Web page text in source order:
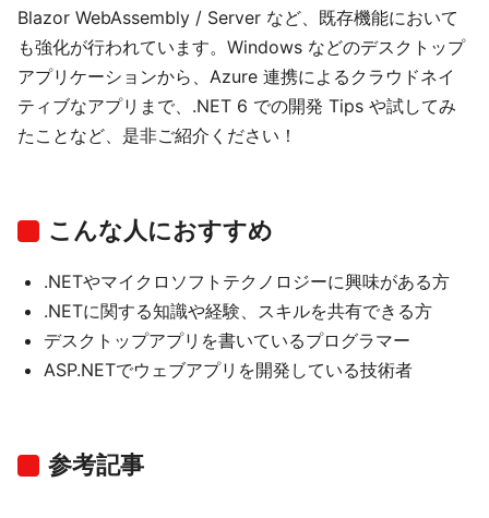
Blazor WebAssembly / Server など、既存機能において
も強化が行われています。Windows などのデスクトップ
アプリケーションから、Azure 連携によるクラウドネイ
ティブなアプリまで、.NET 6 での開発 Tips や試してみ
たことなど、是非ご紹介ください！
こんな人におすすめ
.NETやマイクロソフトテクノロジーに興味がある方
.NETに関する知識や経験、スキルを共有できる方
デスクトップアプリを書いているプログラマー
ASP.NETでウェブアプリを開発している技術者
参考記事